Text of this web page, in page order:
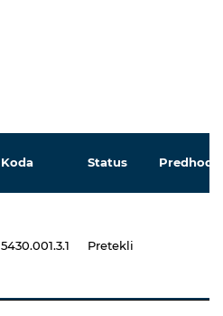
Koda Status
5430.001.3.1 Pretekli